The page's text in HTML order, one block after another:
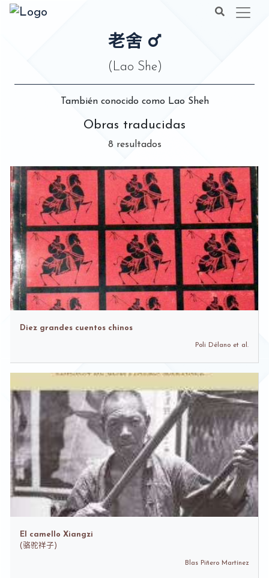
老舍
(Lao She)
También conocido como Lao Sheh
Obras traducidas
8 resultados
Diez grandes cuentos chinos
Poli Délano et al.
El camello Xiangzi
(骆驼祥子)
Blas Piñero Martínez